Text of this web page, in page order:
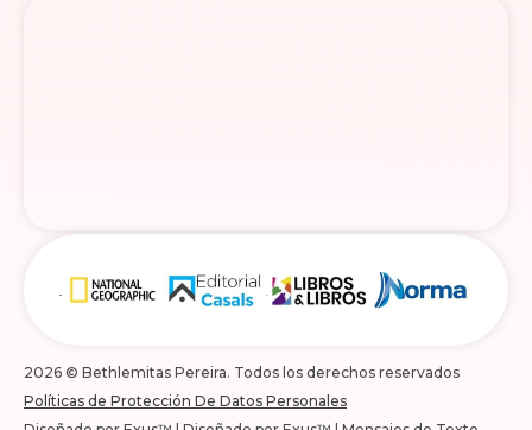
2026 © Bethlemitas Pereira. Todos los derechos reservados
Políticas de Protección De Datos Personales